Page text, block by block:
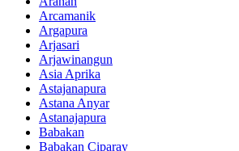
Arcamanik
Argapura
Arjasari
Arjawinangun
Asia Aprika
Astajanapura
Astana Anyar
Astanajapura
Babakan
Babakan Ciparay